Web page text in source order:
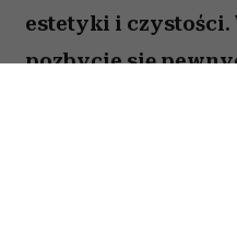
estetyki i czystości.
pozbycie się